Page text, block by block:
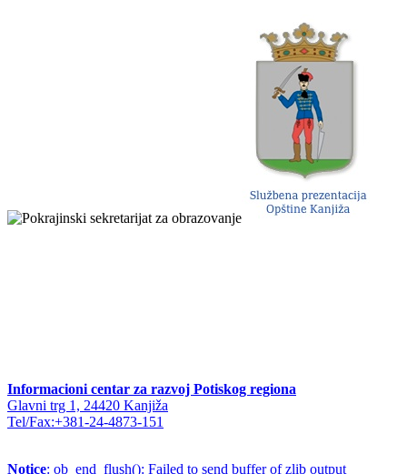
Informacioni centar za razvoj Potiskog regiona
Glavni trg 1, 24420 Kanjiža
Tel/Fax:+381-24-4873-151
Notice: ob_end_flush(): Failed to send buffer of zlib output